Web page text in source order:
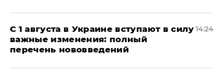
С 1 августа в Украине вступают в силу
важные изменения: полный
перечень нововведений
14:24